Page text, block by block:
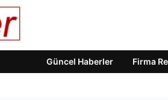
Güncel Haberler Firma